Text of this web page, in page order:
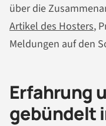
über die
Artikel des Hosters,
Meldungen auf den
Erfahrung
gebündelt